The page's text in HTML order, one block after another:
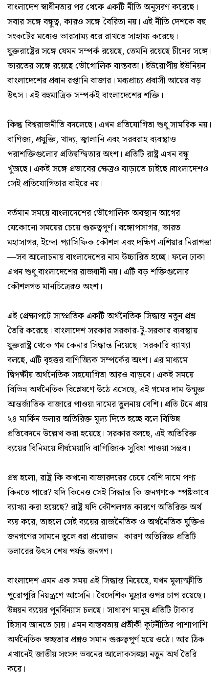
বাংলাদেশ স্বাধীনতার পর থেকে একটি নীতি অনুসরণ করেছে।
সবার সঙ্গে বন্ধুত্ব, কারও সঙ্গে বৈরিতা নয়। এই নীতি দেশকে বহু
সংকটের মধ্যেও ভারসাম্য ধরে রাখতে সাহায্য করেছে।
যুক্তরাষ্ট্রের সঙ্গে যেমন সম্পর্ক রয়েছে, তেমনি রয়েছে চীনের সঙ্গে।
ভারতের সঙ্গে রয়েছে ভৌগোলিক বাস্তবতা। ইউরোপীয় ইউনিয়ন
বাংলাদেশের প্রধান রপ্তানি বাজার। মধ্যপ্রাচ্য প্রবাসী আয়ের বড়
উৎস। এই বহুমাত্রিক সম্পর্কই বাংলাদেশের শক্তি।
কিন্তু বিশ্বরাজনীতি বদলেছে। এখন প্রতিযোগিতা শুধু সামরিক নয়।
বাণিজ্য, প্রযুক্তি, খাদ্য, জ্বালানি এবং সরবরাহ ব্যবস্থাও
পরাশক্তিগুলোর প্রতিদ্বন্দ্বিতার অংশ। প্রতিটি রাষ্ট্র এখন বন্ধু
খুঁজছে। একই সঙ্গে প্রভাবের ক্ষেত্রও বাড়াতে চাইছে।বাংলাদেশও
সেই প্রতিযোগিতার বাইরে নয়।
বর্তমান সময়ে বাংলাদেশের ভৌগোলিক অবস্থান আগের
যেকোনো সময়ের চেয়ে গুরুত্বপূর্ণ। বঙ্গোপসাগর, ভারত
মহাসাগর, ইন্দো-প্যাসিফিক কৌশল এবং দক্ষিণ এশিয়ার নিরাপত্তা
—সব আলোচনায় বাংলাদেশের নাম উচ্চারিত হচ্ছে। ফলে ঢাকা
এখন শুধু বাংলাদেশের রাজধানী নয়। এটি বড় শক্তিগুলোর
কৌশলগত মানচিত্রেরও অংশ।
এই প্রেক্ষাপটে সাম্প্রতিক একটি অর্থনৈতিক সিদ্ধান্ত নতুন প্রশ্ন
তৈরি করেছে। বাংলাদেশ সরকার সরকার-টু-সরকার ব্যবস্থায়
যুক্তরাষ্ট্র থেকে গম কেনার সিদ্ধান্ত নিয়েছে। সরকারি ব্যাখ্যা
বলছে, এটি বৃহত্তর বাণিজ্যিক সম্পর্কের অংশ। এর মাধ্যমে
দ্বিপক্ষীয় অর্থনৈতিক সহযোগিতা আরও বাড়বে। একই সময়ে
বিভিন্ন অর্থনৈতিক বিশ্লেষণে উঠে এসেছে, এই গমের দাম উন্মুক্ত
আন্তর্জাতিক বাজারে পাওয়া দামের তুলনায় বেশি। প্রতি টনে প্রায়
২৪ মার্কিন ডলার অতিরিক্ত মূল্য দিতে হচ্ছে বলে বিভিন্ন
প্রতিবেদনে উল্লেখ করা হয়েছে। সরকার বলছে, এই অতিরিক্ত
ব্যয়ের বিনিময়ে দীর্ঘমেয়াদি বাণিজ্যিক সুবিধা পাওয়া সম্ভব।
প্রশ্ন হলো, রাষ্ট্র কি কখনো বাজারদরের চেয়ে বেশি দামে পণ্য
কিনতে পারে? যদি কিনেও সেই সিদ্ধান্ত কি জনগণকে স্পষ্টভাবে
ব্যাখ্যা করা হয়েছে? রাষ্ট্র যদি কৌশলগত কারণে অতিরিক্ত অর্থ
ব্যয় করে, তাহলে সেই ব্যয়ের রাজনৈতিক ও অর্থনৈতিক যুক্তিও
জনগণের সামনে তুলে ধরা প্রয়োজন। কারণ অতিরিক্ত প্রতিটি
ডলারের উৎস শেষ পর্যন্ত জনগণ।
বাংলাদেশ এমন এক সময় এই সিদ্ধান্ত নিয়েছে, যখন মূল্যস্ফীতি
পুরোপুরি নিয়ন্ত্রণে আসেনি। বৈদেশিক মুদ্রার ওপর চাপ রয়েছে।
উন্নয়ন ব্যয়ের পুনর্বিন্যাস চলছে। সাধারণ মানুষ প্রতিটি টাকার
হিসাব জানতে চায়। এমন বাস্তবতায় প্রতীকী কূটনীতির পাশাপাশি
অর্থনৈতিক স্বচ্ছতার প্রশ্নও সমান গুরুত্বপূর্ণ হয়ে ওঠে। আর ঠিক
এখানেই জাতীয় সংসদ ভবনের আলোকসজ্জা নতুন অর্থ তৈরি
করে।